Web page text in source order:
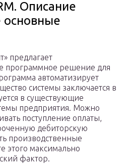
Описание
предлагает
программное решение для
автоматизирует
системы заключается в
в существующие
предприятия. Можно
поступление оплаты,
дебиторскую
производственные
этого максимально
фактор.